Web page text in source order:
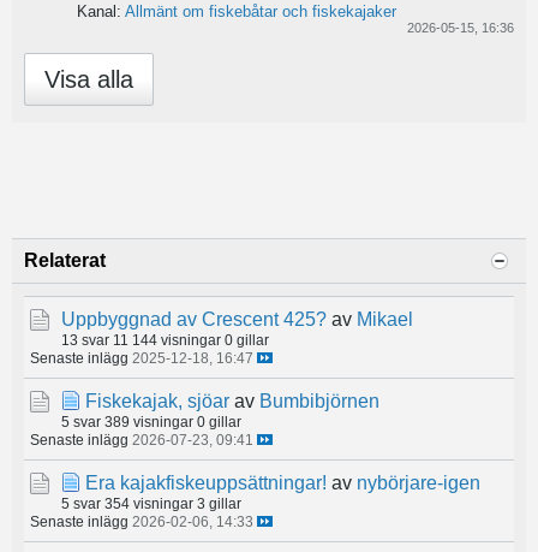
Kanal: Allmänt om fiskebåtar och fiskekajaker
2026-05-15, 16:36
Visa alla
Relaterat
Uppbyggnad av Crescent 425? av Mikael
13 svar 11 144 visningar 0 gillar
Senaste inlägg 2025-12-18, 16:47
Fiskekajak, sjöar av Bumbibjörnen
5 svar 389 visningar 0 gillar
Senaste inlägg 2026-07-23, 09:41
Era kajakfiskeuppsättningar! av nybörjare-igen
5 svar 354 visningar 3 gillar
Senaste inlägg 2026-02-06, 14:33